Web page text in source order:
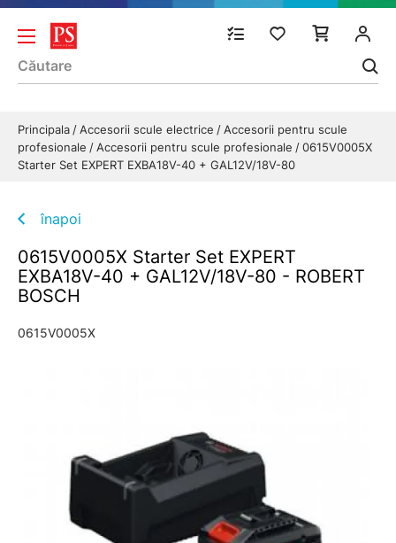
Principala Accesorii scule electrice
Accesorii pentru scule
profesionale
Accesorii pentru scule profesionale
0615V0005X
Starter Set EXPERT EXBA18V-40 + GAL12V/18V-80
înapoi
0615V0005X Starter Set EXPERT
EXBA18V-40 + GAL12V/18V-80 - ROBERT
BOSCH
0615V0005X